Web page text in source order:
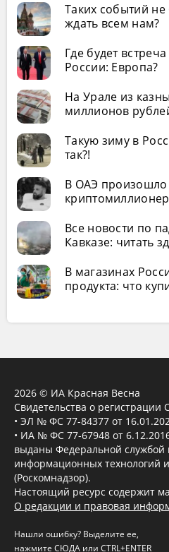
Таких событий
ждать всем нам?
Где будет
России: Европа?
На Урале из
миллионов
Такую зиму в
так?!
В ОАЭ произошло
Все новости по
Кавказе: читать
В магазинах
продукта: что
2026 © ИА Красная Весна
Свидетельства о регистрации
• ЭЛ № ФС 77-84377 от
• ИА № ФС 77-67948 от
выданы Федеральной службой
информационных технологий
(Роскомнадзор).
Настоящий ресурс содержит
О редакции и правовая
Нашли ошибку? Выделите ее,
нажмите СЮДА или CTRL+ENTER